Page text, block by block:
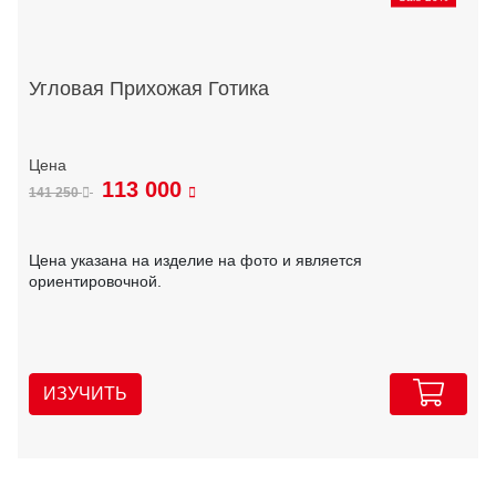
Угловая Прихожая Готика
141 250 113 000
Цена указана на изделие на фото и является
ориентировочной.
ИЗУЧИТЬ